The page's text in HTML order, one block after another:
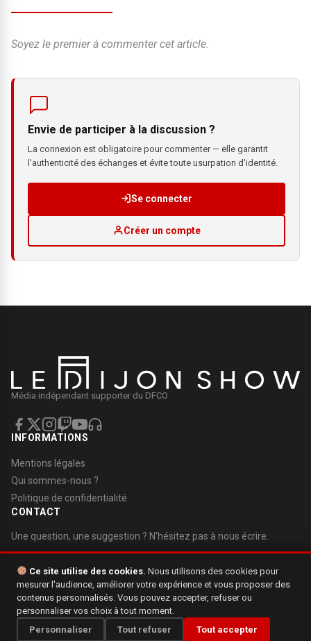
Soyez le premier à commenter cet article.
Envie de participer à la discussion ?
La connexion est obligatoire pour commenter — elle garantit
l'authenticité des échanges et évite toute usurpation d'identité.
Se connecter
Créer un compte
Média indépendant supporter du DFCO
INFORMATIONS
Mentions légales
Qui sommes-nous ?
Politique de confidentialité
CONTACT
Une question, une suggestion ? N'hésitez pas à nous écrire.
Nous contacter
© 2026 Le Dijon Show. Tous droits réservés.
Ce site utilise des cookies. Nous utilisons des cookies pour
mesurer l'audience, améliorer votre expérience et vous proposer des
contenus personnalisés. Vous pouvez accepter, refuser ou
personnaliser vos choix à tout moment.
Personnaliser
Tout refuser Tout accepter